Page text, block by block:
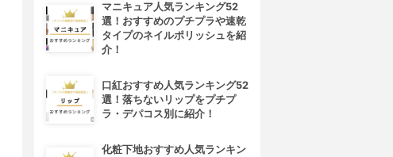
マニキュア人気ランキング52
選！おすすめのプチプラや速乾
タイプのネイルポリッシュを紹
介！
口紅おすすめ人気ランキング52
選！落ちないリップをプチプ
ラ・デパコス別に紹介！
化粧下地おすすめ人気ランキン